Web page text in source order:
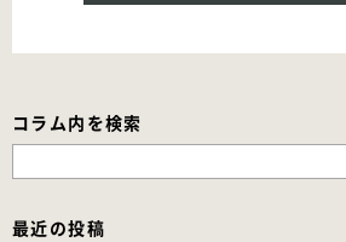
コラム内を検索
検
最近の投稿